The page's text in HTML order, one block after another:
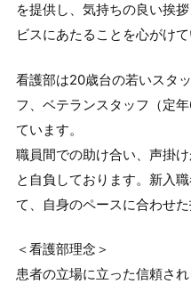
を提供し、気持ちの良い挨
ビスにあたることを心がけて
看護部は20歳台の若いスタ
フ、ベテランスタッフ（定
ています。
職員間での助け合い、声掛
と自負しております。新入
て、自身のペースに合わせ
＜看護部理念＞
患者の立場に立った信頼さ